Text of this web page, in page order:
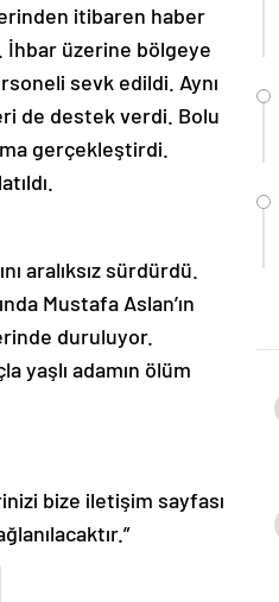
itibaren haber
İhbar üzerine bölgeye
sevk edildi. Aynı
de destek verdi. Bolu
gerçekleştirdi.
aralıksız sürdürdü.
Mustafa Aslan’ın
duruluyor.
yaşlı adamın ölüm
bize iletişim sayfası